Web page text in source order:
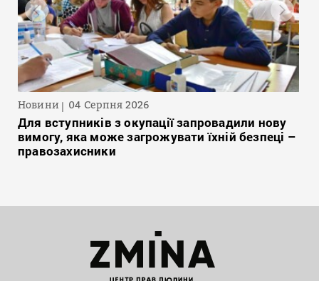
Новини 04 Серпня 2026
Для вступників з окупації запровадили нову
вимогу, яка може загрожувати їхній безпеці –
правозахисники